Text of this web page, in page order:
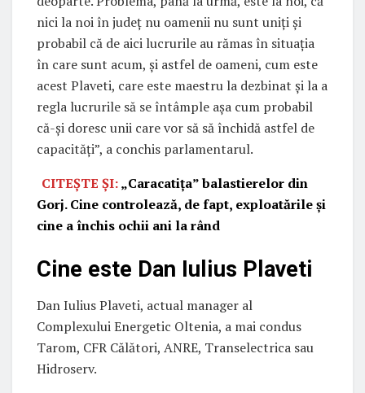
nici la noi în județ nu oamenii nu sunt uniți și
probabil că de aici lucrurile au rămas în situația
în care sunt acum, și astfel de oameni, cum este
acest Plaveti, care este maestru la dezbinat și la a
regla lucrurile să se întâmple așa cum probabil
că-și doresc unii care vor să să închidă astfel de
capacități”, a conchis parlamentarul.
CITEȘTE ȘI:„Caracatița” balastierelor din
Gorj. Cine controlează, de fapt, exploatările și
cine a închis ochii ani la rând
Cine este Dan Iulius Plaveti
Dan Iulius Plaveti, actual manager al
Complexului Energetic Oltenia, a mai condus
Tarom, CFR Călători, ANRE, Transelectrica sau
Hidroserv.